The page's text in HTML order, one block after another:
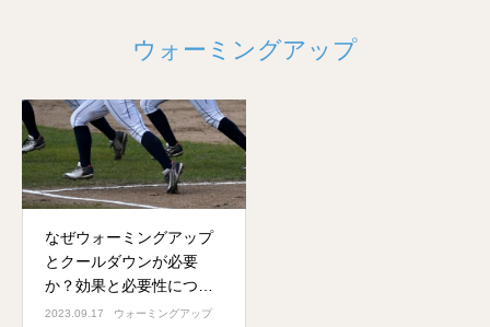
ウォーミングアップ
なぜウォーミングアップ
とクールダウンが必要
か？効果と必要性につい
て
2023.09.17 ウォーミングアップ